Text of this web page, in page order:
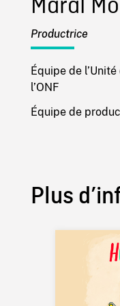
Maral
Productrice
Équipe de
l’ONF
Équipe de
Plus